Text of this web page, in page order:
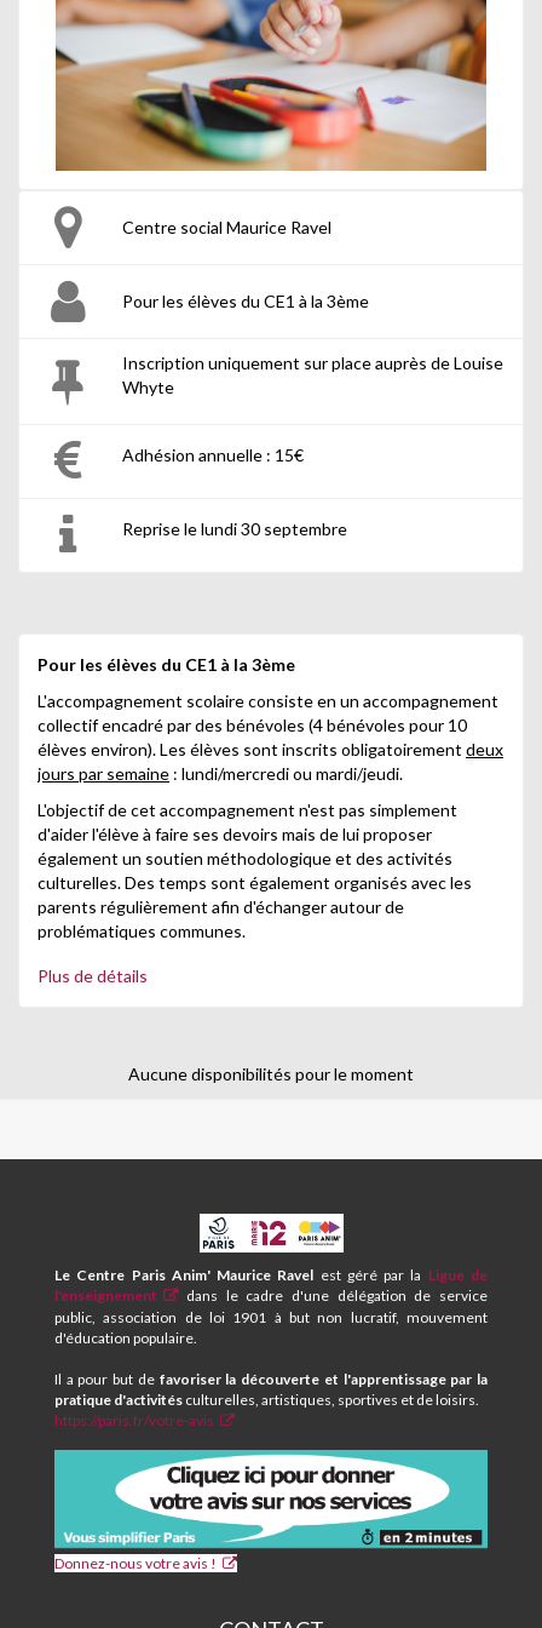
Centre social Maurice Ravel
Pour les élèves du CE1 à la 3ème
Inscription uniquement sur place auprès de Louise
Whyte
Adhésion annuelle : 15€
Reprise le lundi 30 septembre
Pour les élèves du CE1 à la 3ème
L'accompagnement scolaire consiste en un accompagnement
collectif encadré par des bénévoles (4 bénévoles pour 10
élèves environ). Les élèves sont inscrits obligatoirement deux
jours par semaine : lundi/mercredi ou mardi/jeudi.
L'objectif de cet accompagnement n'est pas simplement
d'aider l'élève à faire ses devoirs mais de lui proposer
également un soutien méthodologique et des activités
culturelles. Des temps sont également organisés avec les
parents régulièrement afin d'échanger autour de
problématiques communes.
Mercredi : 14h-15h (CE1-CM2) / 15h-16h (6ème-3ème)
Louise au 01 44 75 60 38 / lwhyte@laligue.org
Plus de détails
Aucune disponibilités pour le moment
CPA
ET
CENTRE
SOCIAL
MAURICE
Le Centre Paris Anim' Maurice Ravel est géré par la Ligue de
l'enseignement
dans le cadre d'une délégation de service
public, association de loi 1901 à but non lucratif, mouvement
d'éducation populaire.
Il a pour but de favoriser la découverte et l'apprentissage par la
pratique d'activités culturelles, artistiques, sportives et de loisirs.
https://paris.fr/votre-avis
Donnez-nous votre avis !